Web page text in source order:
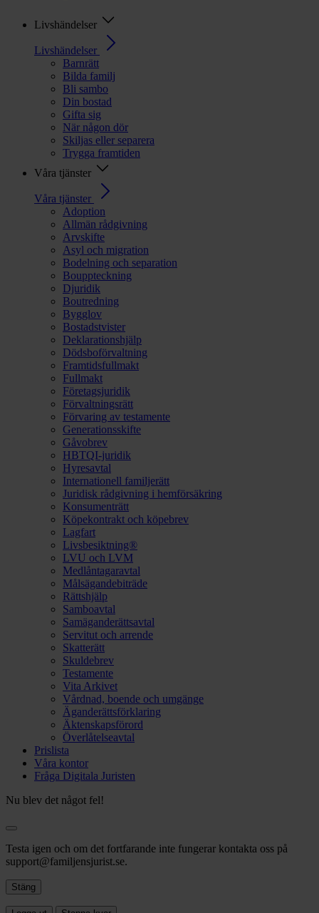
Livshändelser
Livshändelser
Barnrätt
Bilda familj
Bli sambo
Din bostad
Gifta sig
När någon dör
Skiljas eller separera
Trygga framtiden
Våra tjänster
Våra tjänster
Adoption
Allmän rådgivning
Arvskifte
Asyl och migration
Bodelning och separation
Bouppteckning
Djuridik
Boutredning
Bygglov
Bostadstvister
Deklarationshjälp
Dödsboförvaltning
Framtidsfullmakt
Fullmakt
Företagsjuridik
Förvaltningsrätt
Förvaring av testamente
Generationsskifte
Gåvobrev
HBTQI-juridik
Hyresavtal
Internationell familjerätt
Juridisk rådgivning i hemförsäkring
Konsumenträtt
Köpekontrakt och köpebrev
Lagfart
Livsbesiktning®
LVU och LVM
Medlåntagaravtal
Målsägandebiträde
Rättshjälp
Samboavtal
Samäganderättsavtal
Servitut och arrende
Skatterätt
Skuldebrev
Testamente
Vita Arkivet
Vårdnad, boende och umgänge
Äganderättsförklaring
Äktenskapsförord
Överlåtelseavtal
Prislista
Våra kontor
Fråga Digitala Juristen
Nu blev det något fel!
Testa igen och om det fortfarande inte fungerar kontakta oss på
support@familjensjurist.se.
Stäng